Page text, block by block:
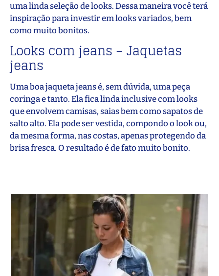
uma linda seleção de looks. Dessa maneira você terá
inspiração para investir em looks variados, bem
como muito bonitos.
Looks com jeans – Jaquetas
jeans
Uma boa jaqueta jeans é, sem dúvida, uma peça
coringa e tanto. Ela fica linda inclusive com looks
que envolvem camisas, saias bem como sapatos de
salto alto. Ela pode ser vestida, compondo o look ou,
da mesma forma, nas costas, apenas protegendo da
brisa fresca. O resultado é de fato muito bonito.